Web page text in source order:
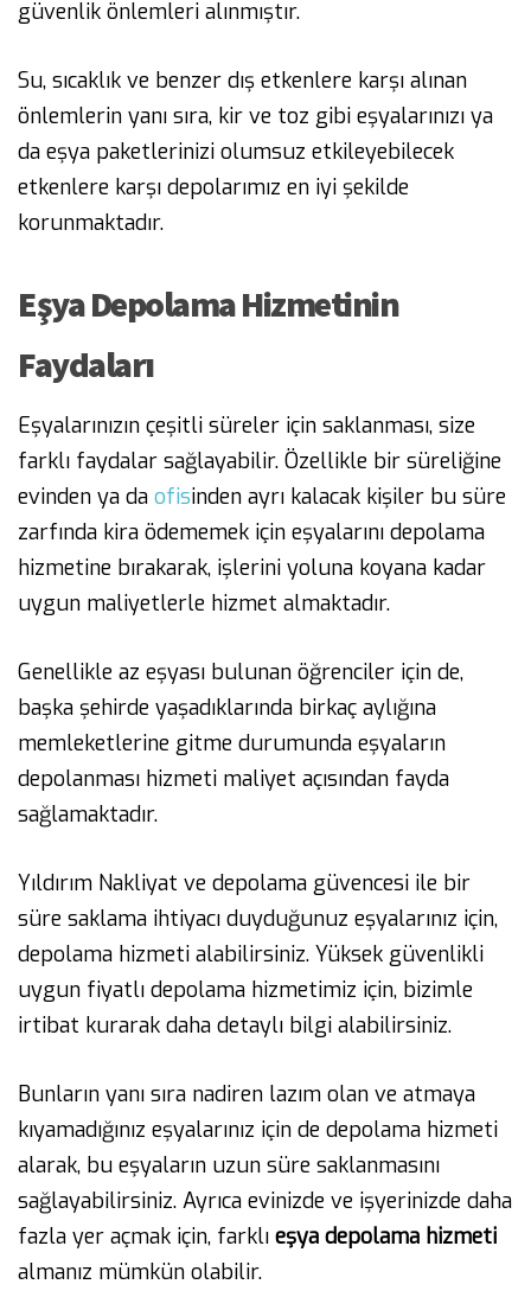
güvenlik önlemleri alınmıştır.
Su, sıcaklık ve benzer dış etkenlere karşı alınan
önlemlerin yanı sıra, kir ve toz gibi eşyalarınızı ya
da eşya paketlerinizi olumsuz etkileyebilecek
etkenlere karşı depolarımız en iyi şekilde
korunmaktadır.
Eşya Depolama Hizmetinin
Faydaları
Eşyalarınızın çeşitli süreler için saklanması, size
farklı faydalar sağlayabilir. Özellikle bir süreliğine
evinden ya da ofisinden ayrı kalacak kişiler bu süre
zarfında kira ödememek için eşyalarını depolama
hizmetine bırakarak, işlerini yoluna koyana kadar
uygun maliyetlerle hizmet almaktadır.
Genellikle az eşyası bulunan öğrenciler için de,
başka şehirde yaşadıklarında birkaç aylığına
memleketlerine gitme durumunda eşyaların
depolanması hizmeti maliyet açısından fayda
sağlamaktadır.
Yıldırım Nakliyat ve depolama güvencesi ile bir
süre saklama ihtiyacı duyduğunuz eşyalarınız için,
depolama hizmeti alabilirsiniz. Yüksek güvenlikli
uygun fiyatlı depolama hizmetimiz için, bizimle
irtibat kurarak daha detaylı bilgi alabilirsiniz.
Bunların yanı sıra nadiren lazım olan ve atmaya
kıyamadığınız eşyalarınız için de depolama hizmeti
alarak, bu eşyaların uzun süre saklanmasını
sağlayabilirsiniz. Ayrıca evinizde ve işyerinizde daha
fazla yer açmak için, farklı eşya depolama hizmeti
almanız mümkün olabilir.